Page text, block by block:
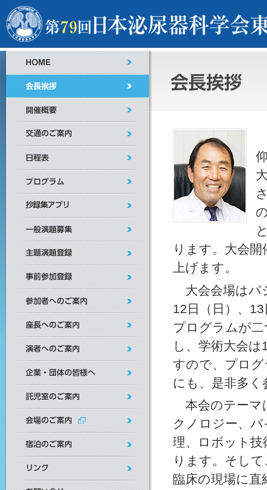
ります。大会
上げます。
大会会場はパ
12日（日）、
プログラムが
し、学術大会
すので、プロ
にも、是非多
本会のテーマ
クノロジー、
理、ロボット
ります。そし
臨床の現場に